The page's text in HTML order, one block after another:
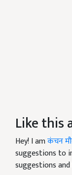
Like this
Hey! I amकंचन
suggestions to
suggestions